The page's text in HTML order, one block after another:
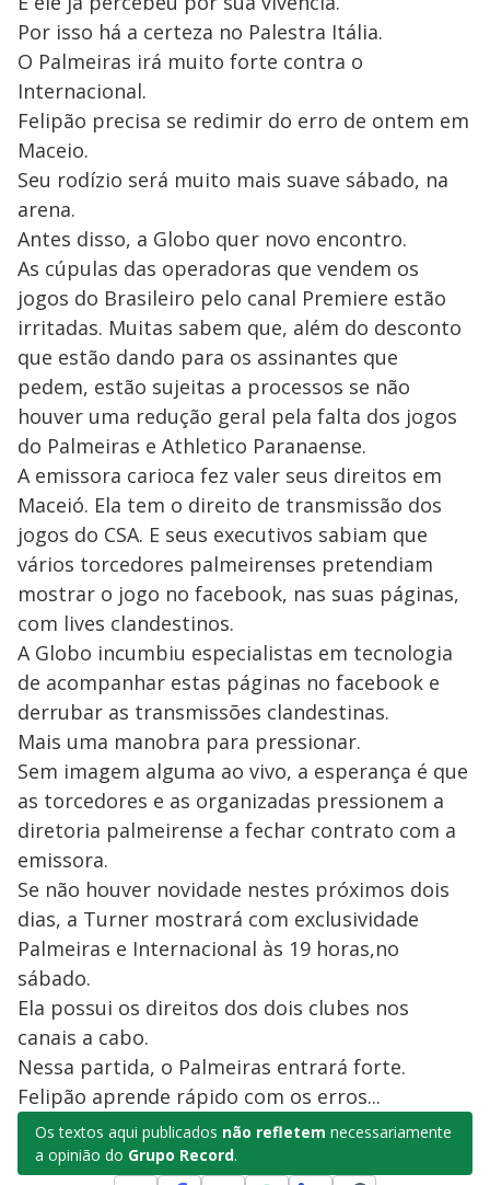
Por isso há a certeza no Palestra Itália.
O Palmeiras irá muito forte contra o
Internacional.
Felipão precisa se redimir do erro de ontem em
Maceio.
Seu rodízio será muito mais suave sábado, na
arena.
Antes disso, a Globo quer novo encontro.
As cúpulas das operadoras que vendem os
jogos do Brasileiro pelo canal Premiere estão
irritadas. Muitas sabem que, além do desconto
que estão dando para os assinantes que
pedem, estão sujeitas a processos se não
houver uma redução geral pela falta dos jogos
do Palmeiras e Athletico Paranaense.
A emissora carioca fez valer seus direitos em
Maceió. Ela tem o direito de transmissão dos
jogos do CSA. E seus executivos sabiam que
vários torcedores palmeirenses pretendiam
mostrar o jogo no facebook, nas suas páginas,
com lives clandestinos.
A Globo incumbiu especialistas em tecnologia
de acompanhar estas páginas no facebook e
derrubar as transmissões clandestinas.
Mais uma manobra para pressionar.
Sem imagem alguma ao vivo, a esperança é que
as torcedores e as organizadas pressionem a
diretoria palmeirense a fechar contrato com a
emissora.
Se não houver novidade nestes próximos dois
dias, a Turner mostrará com exclusividade
Palmeiras e Internacional às 19 horas,no
sábado.
Ela possui os direitos dos dois clubes nos
canais a cabo.
Nessa partida, o Palmeiras entrará forte.
Felipão aprende rápido com os erros...
Os textos aqui publicados não refletem necessariamente
a opinião do Grupo Record.